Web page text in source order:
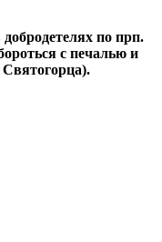
по прп.
с печалью и